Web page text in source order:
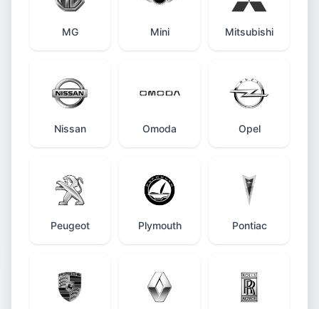
MG Mini Mitsubishi
Nissan Omoda Opel
Peugeot Plymouth Pontiac